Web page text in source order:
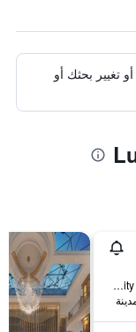
تغيير بحثك أو
No 30 Qi City Street Weishan County, تساوتشوانغ, الصين